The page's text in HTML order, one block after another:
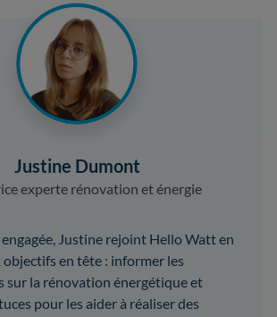
Justine Dumont
experte rénovation et énergie
Justine rejoint Hello Watt en
objectifs en tête : informer les
sur la rénovation énergétique et
pour les aider à réaliser des